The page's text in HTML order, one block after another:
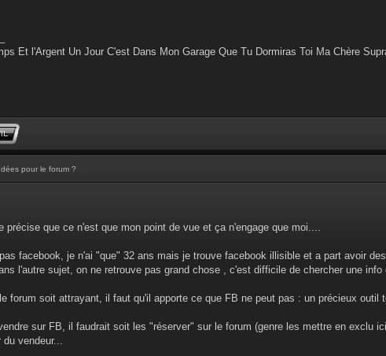
Et l'Argent Un Jour C'est Dans Mon Garage Que Tu Dormiras Toi Ma Chère
pour le forum ?
précise que ce n'est que mon point de vue et ça n'engage que moi....
facebook, je n'ai "que" 32 ans mais je trouve facebook illisible et a part avoir
l'autre sujet, on ne retrouve pas grand chose , c'est difficile de chercher une
forum soit attrayant, il faut qu'il apporte ce que FB ne peut pas : un précieux outil
sur FB, il faudrait soit les "réserver" sur le forum (genre les mettre en exclu
vendeur...